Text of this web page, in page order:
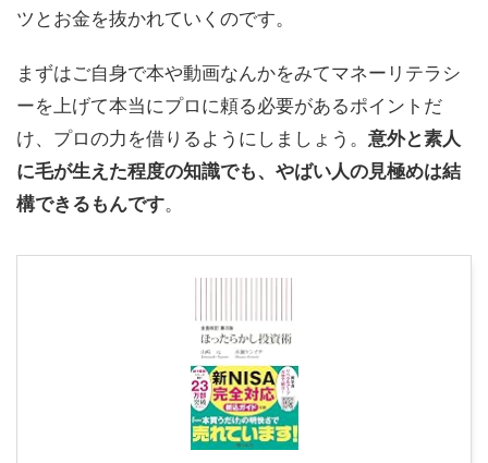
ツとお金を抜かれていくのです。
まずはご自身で本や動画なんかをみてマネーリテラシ
ーを上げて本当にプロに頼る必要があるポイントだ
け、プロの力を借りるようにしましょう。 意外と素人
に毛が生えた程度の知識でも、やばい人の見極めは結
構できるもんです。